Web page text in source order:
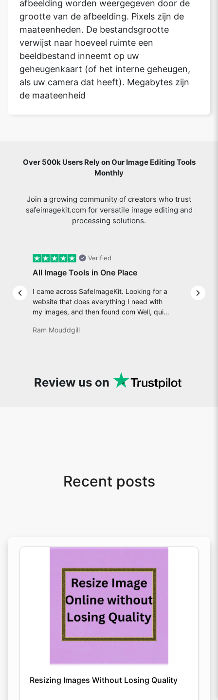
afbeelding worden weergegeven door de
grootte van de afbeelding. Pixels zijn de
maateenheden. De bestandsgrootte
verwijst naar hoeveel ruimte een
beeldbestand inneemt op uw
geheugenkaart (of het interne geheugen,
als uw camera dat heeft). Megabytes zijn
de maateenheid
Over 500k Users Rely on Our Image Editing Tools
Monthly
Join a growing community of creators who trust
safeimagekit.com for versatile image editing and
processing solutions.
Previous slide
Verified
All Image Tools in One Place
I came across SafeImageKit. Looking for a
website that does everything I need with
my images, and then found com Well, quite
an incredibly high-speed, stable and easy-
snappy tools every now and then!
Ram Mouddgill
Next
Review us on
Recent posts
Resizing Images Without Losing Quality